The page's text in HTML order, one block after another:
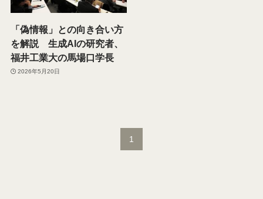
「偽情報」との向き合い方
を解説 生成AIの研究者、
福井工業大の馬場口学長
2026年5月20日
1